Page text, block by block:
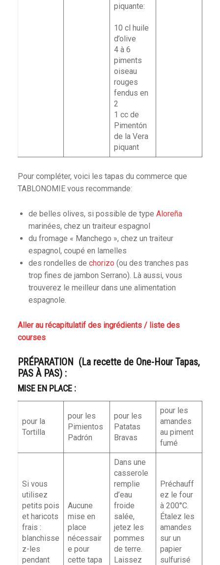
piquante:
10 cl huile
d’olive
4 à 6
piments
oiseau
rouges
fendus en
2
1 cc de
Pimentón
de la Vera
piquant
Pour compléter, voici les tapas du commerce que
TABLONOMIE vous recommande:
de belles olives, si possible de type Aloreña
marinées, chez un traiteur espagnol
du fromage « Manchego », chez un traiteur
espagnol, coupé en lamelles
des rondelles de chorizo (ou des tranches pas
trop fines de jambon Serrano). Là aussi, vous
trouverez le meilleur dans une alimentation
espagnole.
Aller au récapitulatif des ingrédients / liste des
courses
PRÉPARATION (La recette de One-Hour Tapas,
PAS À PAS) :
MISE EN PLACE :
pour la
Tortilla
pour les
Pimientos
Padrón
pour les
Patatas
Bravas
pour les
amandes
au piment
fumé
Si vous
utilisez
petits pois
et haricots
frais :
blanchisse
z-les
pendant
Aucune
mise en
place
nécessair
e pour
cette tapa
Dans une
casserole
remplie
d’eau
froide
salée,
jetez les
pommes
de terre.
Laissez
Préchauff
ez le four
à 200°C.
Étalez les
amandes
sur un
papier
sulfurisé